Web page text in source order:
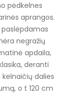
pėdkelnes
aprangos.
negražių
apdaila,
deranti
dalies
o t 120 cm